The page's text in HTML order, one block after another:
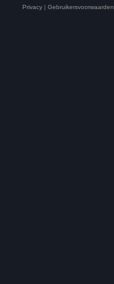
Privacy | Gebruikersvoorwaarden